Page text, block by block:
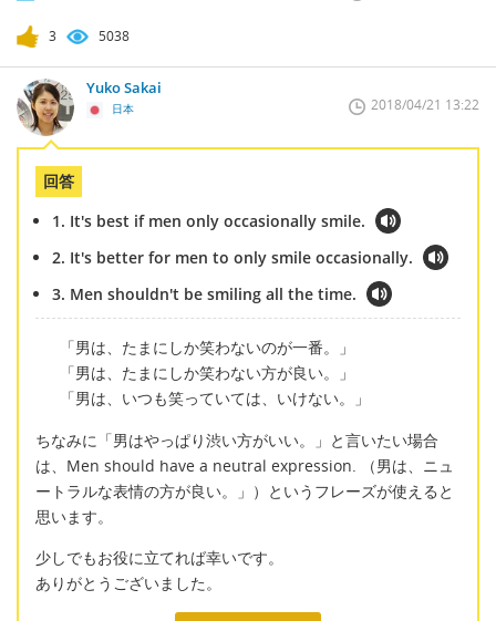
3 5038
Yuko Sakai
日本 2018/04/21 13:22
回答
1. It's best if men only occasionally smile.
2. It's better for men to only smile occasionally.
3. Men shouldn't be smiling all the time.
「男は、たまにしか笑わないのが一番。」
「男は、たまにしか笑わない方が良い。」
「男は、いつも笑っていては、いけない。」
ちなみに「男はやっぱり渋い方がいい。」と言いたい場合
は、Men should have a neutral expression. （男は、ニュ
ートラルな表情の方が良い。」）というフレーズが使えると
思います。
少しでもお役に立てれば幸いです。
ありがとうございました。